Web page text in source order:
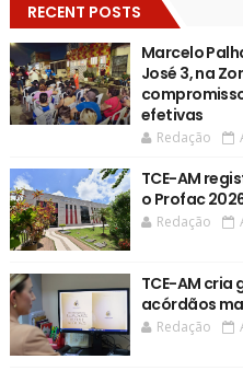
RECENT POSTS
Marcelo
José 3, na
efetivas
Redação
TCE-AM
o Profac
Redação
TCE-AM
acórdãos
Redação